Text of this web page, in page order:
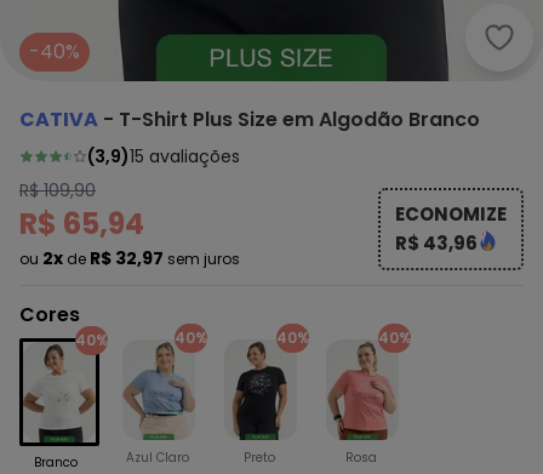
-40%
CATIVA - T-Shirt Plus Size em Algodão Branco
(3,9)15 avaliações
R$ 109,90
R$ 65,94
ou 2x de R$ 32,97 sem juros
ECONOMIZE
R$ 43,96
Cores
40%
Branco
40%
Azul Claro
40%
Preto
40%
Rosa